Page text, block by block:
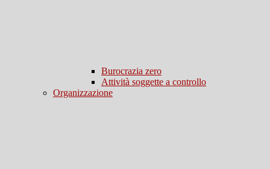
Burocrazia zero
Attività soggette a controllo
Organizzazione